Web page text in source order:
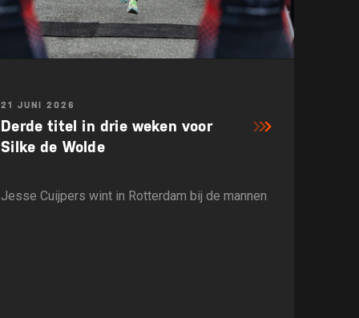
21 JUNI 2026
Derde titel in drie weken voor
Silke de Wolde
Jesse Cuijpers wint in Rotterdam bij de mannen